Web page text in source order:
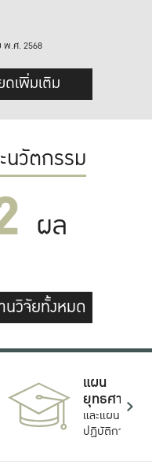
.ศ. 2568
ดเพิ่มเติม
นวัตกรรม
ผล
นวิจัยทั้งหมด
แผน
ยุทธศาสตร์
และแผน
ปฏิบัติการ